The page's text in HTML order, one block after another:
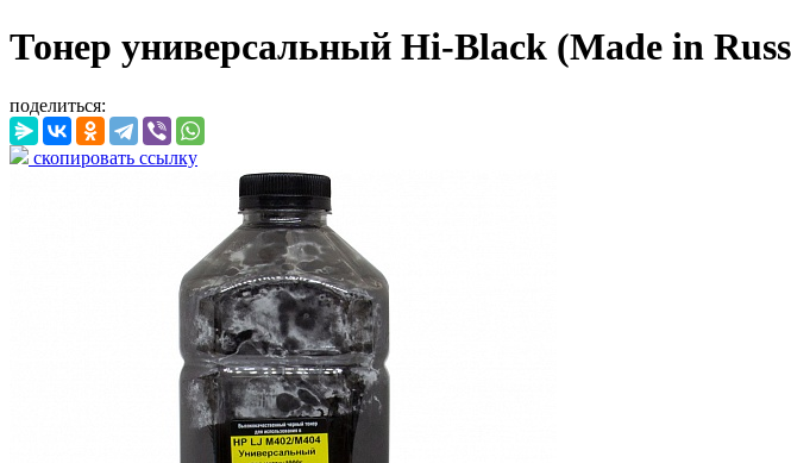
Тонер универсальный Hi-Black (Made in
поделиться:
скопировать ссылку